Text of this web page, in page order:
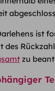
ist
des
zu